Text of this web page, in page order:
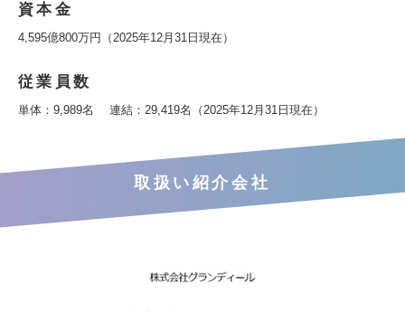
資本金
4,595億800万円（2025年12月31日現在）
従業員数
単体：9,989名 連結：29,419名（2025年12月31日現在）
取扱い紹介会社